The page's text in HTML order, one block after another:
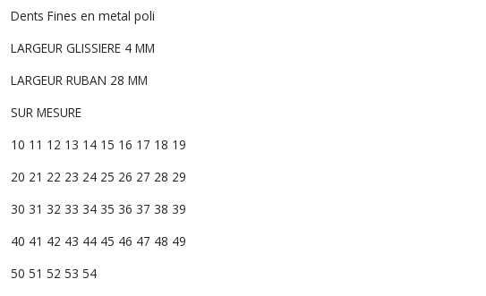
Dents Fines en metal poli
LARGEUR GLISSIERE 4 MM
LARGEUR RUBAN 28 MM
SUR MESURE
10 11 12 13 14 15 16 17 18 19
20 21 22 23 24 25 26 27 28 29
30 31 32 33 34 35 36 37 38 39
40 41 42 43 44 45 46 47 48 49
50 51 52 53 54